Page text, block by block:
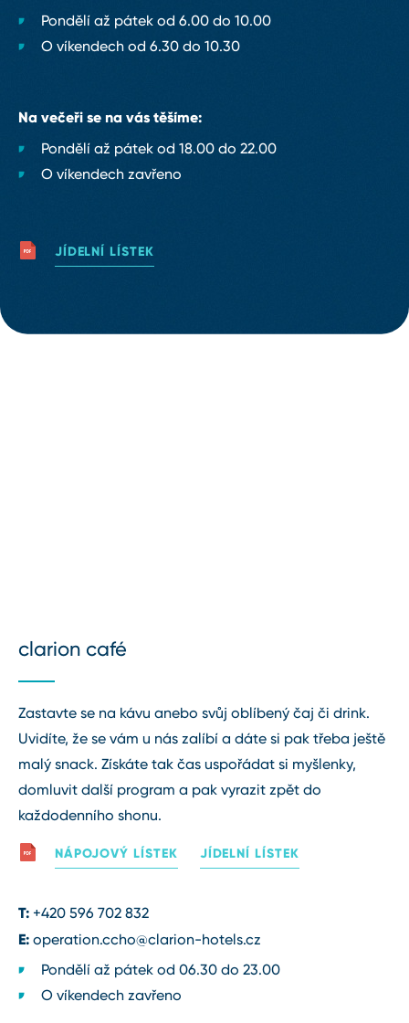
Pondělí až pátek od 6.00 do 10.00
O víkendech od 6.30 do 10.30
Na večeři se na vás těšíme:
Pondělí až pátek od 18.00 do 22.00
O víkendech zavřeno
JÍDELNÍ LÍSTEK
clarion café
Zastavte se na kávu anebo svůj oblíbený čaj či drink.
Uvidíte, že se vám u nás zalíbí a dáte si pak třeba ještě
malý snack. Získáte tak čas uspořádat si myšlenky,
domluvit další program a pak vyrazit zpět do
každodenního shonu.
NÁPOJOVÝ LÍSTEK JÍDELNÍ LÍSTEK
T: +420 596 702 832
E: operation.ccho@clarion⁠-⁠hotels.cz
Pondělí až pátek od 06.30 do 23.00
O víkendech zavřeno